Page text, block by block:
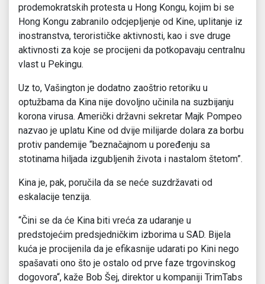
prodemokratskih protesta u Hong Kongu, kojim bi se
Hong Kongu zabranilo odcjepljenje od Kine, uplitanje iz
inostranstva, terorističke aktivnosti, kao i sve druge
aktivnosti za koje se procijeni da potkopavaju centralnu
vlast u Pekingu.
Uz to, Vašington je dodatno zaoštrio retoriku u
optužbama da Kina nije dovoljno učinila na suzbijanju
korona virusa. Američki državni sekretar Majk Pompeo
nazvao je uplatu Kine od dvije milijarde dolara za borbu
protiv pandemije “beznačajnom u poređenju sa
stotinama hiljada izgubljenih života i nastalom štetom”.
Kina je, pak, poručila da se neće suzdržavati od
eskalacije tenzija.
“Čini se da će Kina biti vreća za udaranje u
predstojećim predsjedničkim izborima u SAD. Bijela
kuća je procijenila da je efikasnije udarati po Kini nego
spašavati ono što je ostalo od prve faze trgovinskog
dogovora“, kaže Bob Šej, direktor u kompaniji TrimTabs